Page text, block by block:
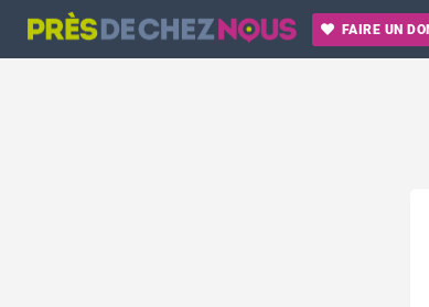
FAIRE UN